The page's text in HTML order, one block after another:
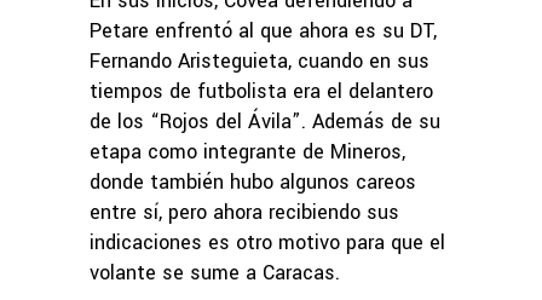
Petare enfrentó al que ahora es su DT,
Fernando Aristeguieta, cuando en sus
tiempos de futbolista era el delantero
de los “Rojos del Ávila”. Además de su
etapa como integrante de Mineros,
donde también hubo algunos careos
entre sí, pero ahora recibiendo sus
indicaciones es otro motivo para que el
volante se sume a Caracas.